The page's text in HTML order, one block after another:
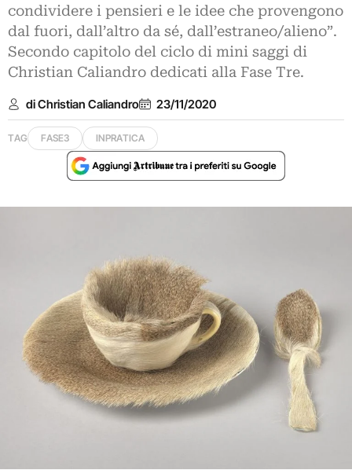
condividere i pensieri e le idee che provengono
dal fuori, dall’altro da sé, dall’estraneo/alieno”.
Secondo capitolo del ciclo di mini saggi di
Christian Caliandro dedicati alla Fase Tre.
di Christian Caliandro 23/11/2020
TAG FASE3 INPRATICA